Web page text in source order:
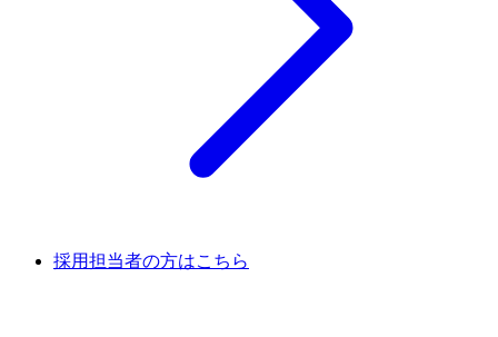
採用担当者の方はこちら